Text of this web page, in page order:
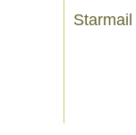
Starmail